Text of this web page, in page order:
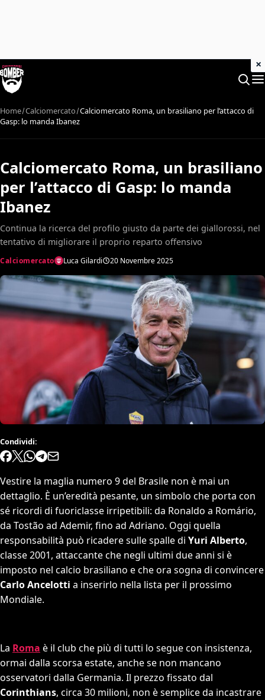
Home Calciomercato Calciomercato Roma, un brasiliano per l’attacco di
Gasp: lo manda Ibanez
Calciomercato Roma, un brasiliano
per l’attacco di Gasp: lo manda
Ibanez
Continua la ricerca del profilo giusto da parte dei giallorossi, nel
tentativo di migliorare il proprio reparto offensivo
Calciomercato Luca Gilardi 20 Novembre 2025
Condividi:
Vestire la maglia numero 9 del Brasile non è mai un
dettaglio. È un’eredità pesante, un simbolo che porta con
sé ricordi di fuoriclasse irripetibili: da Ronaldo a Romário,
da Tostão ad Ademir, fino ad Adriano. Oggi quella
responsabilità può ricadere sulle spalle di Yuri Alberto,
classe 2001, attaccante che negli ultimi due anni si è
imposto nel calcio brasiliano e che ora sogna di convincere
Carlo Ancelotti a inserirlo nella lista per il prossimo
Mondiale.
La Roma è il club che più di tutti lo segue con insistenza,
ormai dalla scorsa estate, anche se non mancano
osservatori dalla Germania. Il prezzo fissato dal
Corinthians, circa 30 milioni, non è semplice da incastrare
×